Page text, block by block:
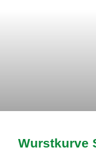
Wurstkurve